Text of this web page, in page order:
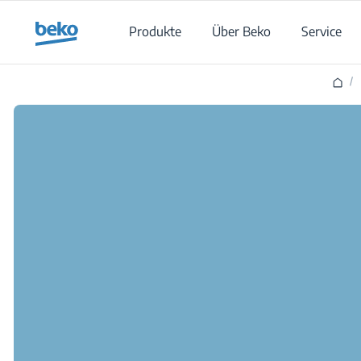
Produkte
Über Beko Service
/